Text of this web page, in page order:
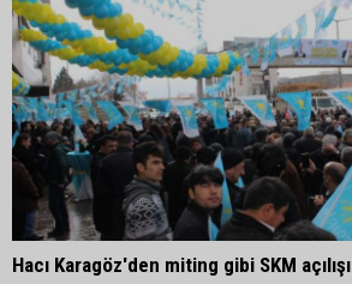
Hacı Karagöz'den miting gibi SKM açılışı